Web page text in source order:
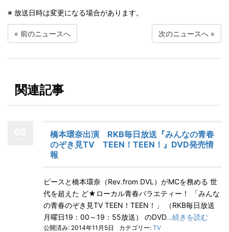
※ 放送日時は変更になる場合があります。
« 前のニュースへ 次のニュースへ »
関連記事
橋本環奈出演 RKB毎日放送『みんなの青春
のぞき見TV TEEN！TEEN！』DVD発売情
報
ピースと橋本環奈（Rev.from DVL）がMCを務める 世
代を超えた ど★ローカル青春バラエティー！ 「みんな
の青春のぞき見TV TEEN！TEEN！」 （RKB毎日放送
月曜日19：00～19：55放送） のDVD…続きを読む
公開済み: 2014年11月5日 カテゴリー: TV